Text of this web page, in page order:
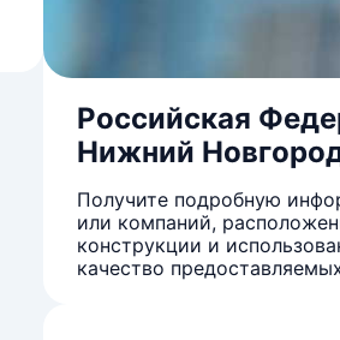
Российская
Нижний
Получите подробную
или компаний,
конструкции и
качество